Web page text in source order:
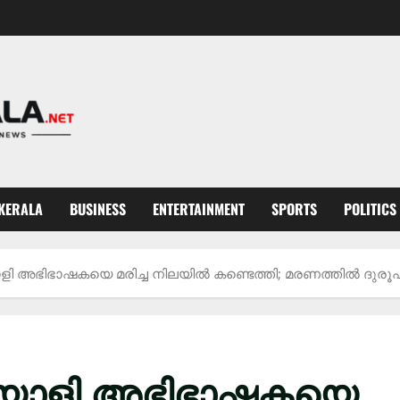
BUSINESS ENTERTAINMENT SPORTS POLITICS
അഭിഭാഷകയെ മരിച്ച നിലയിൽ കണ്ടെത്തി; മരണത്തിൽ